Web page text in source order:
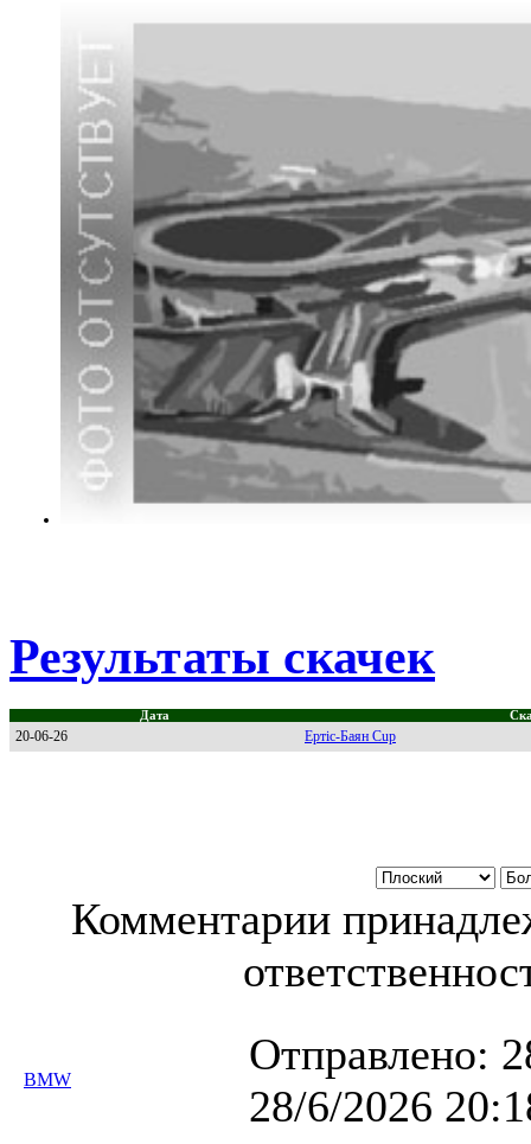
Результаты скачек
Дата
20-06-26 Ертіс-Баян Cup
Комментарии
BMW
Отправлено:
28/6/2026